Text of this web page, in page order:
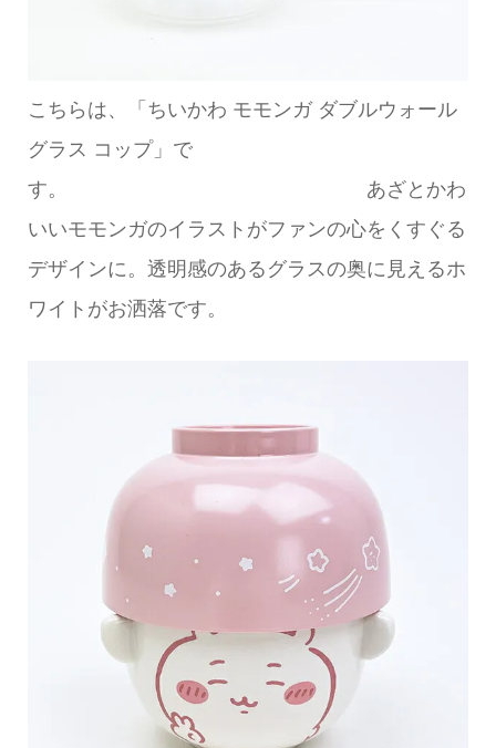
こちらは、「ちいかわ モモンガ ダブルウォール
グラス コップ」で
す。 あざとかわ
いいモモンガのイラストがファンの心をくすぐる
デザインに。透明感のあるグラスの奥に見えるホ
ワイトがお洒落です。